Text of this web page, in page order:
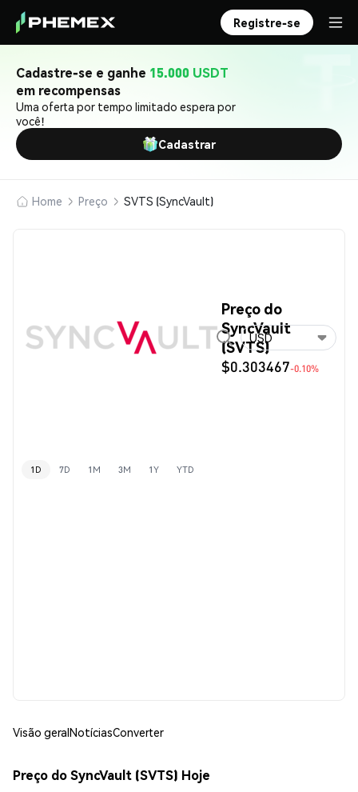
Registre-se
Cadastre-se e ganhe 15.000 USDT
em recompensas
Uma oferta por tempo limitado espera por
você!
Cadastrar
Home Preço SVTS (SyncVault)
Preço do
SyncVault
(SVTS)
$0.303467-0.10%
USD
1D 7D 1M 3M 1Y YTD
Visão geralNotíciasConverter
Preço do SyncVault (SVTS) Hoje